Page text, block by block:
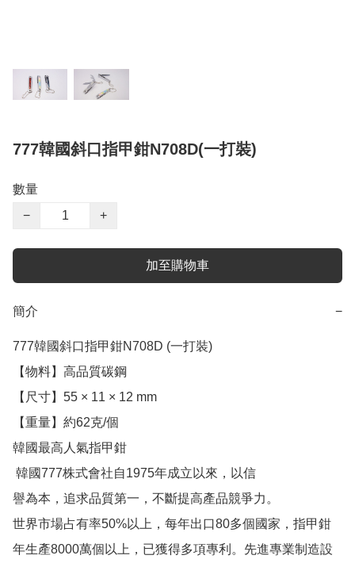
777韓國斜口指甲鉗N708D(一打裝)
數量
−
+
加至購物車
簡介 −
777韓國斜口指甲鉗N708D (一打裝)
【物料】高品質碳鋼
【尺寸】55 × 11 × 12 mm
【重量】約62克/個
韓國最高人氣指甲鉗
譽為本，追求品質第一，不斷提高產品競爭力。
世界市場占有率50%以上，每年出口80多個國家，指甲鉗
年生產8000萬個以上，已獲得多項專利。先進專業制造設